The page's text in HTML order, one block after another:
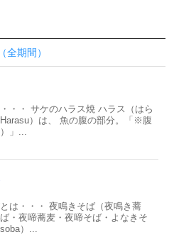
全期間）
・・ サケのハラス焼 ハラス（はら
）は、 魚の腹の部分。「※腹
」...
は・・・ 夜鳴きそば（夜鳴き蕎
・夜啼蕎麦・夜啼そば・よなきそ
）...